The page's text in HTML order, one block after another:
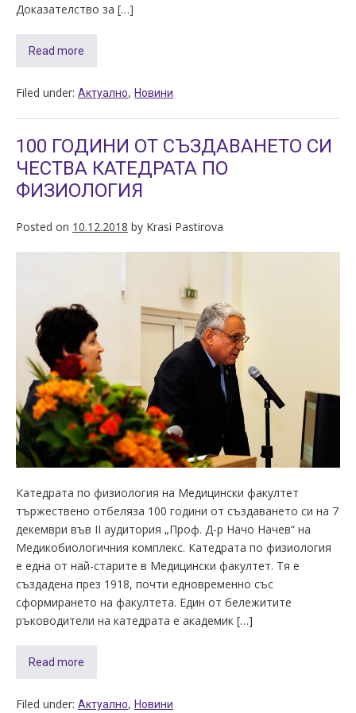
Доказателство за […]
Read more
Filed under: Актуално, Новини
100 ГОДИНИ ОТ СЪЗДАВАНЕТО СИ
ЧЕСТВА КАТЕДРАТА ПО
ФИЗИОЛОГИЯ
Posted on 10.12.2018 by Krasi Pastirova
Катедрата по физиология на Медицински факултет
тържествено отбеляза 100 години от създаването си на 7
декември във ІІ аудитория „Проф. Д-р Начо Начев“ на
Медикобиологичния комплекс. Катедрата по физиология
е една от най-старите в Медицински факултет. Тя е
създадена през 1918, почти едновременно със
сформирането на факултета. Един от бележитите
ръководители на катедрата е академик […]
Read more
Filed under: Актуално, Новини